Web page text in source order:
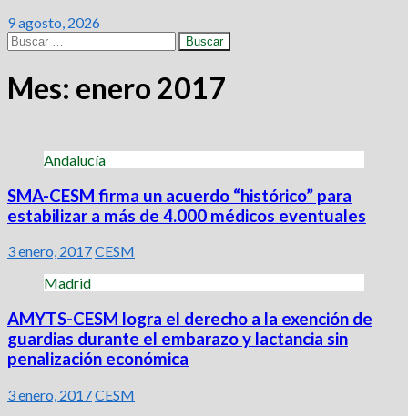
9 agosto, 2026
Buscar:
Mes: enero 2017
Andalucía
SMA-CESM firma un acuerdo “histórico” para
estabilizar a más de 4.000 médicos eventuales
3 enero, 2017CESM
Madrid
AMYTS-CESM logra el derecho a la exención de
guardias durante el embarazo y lactancia sin
penalización económica
3 enero, 2017CESM